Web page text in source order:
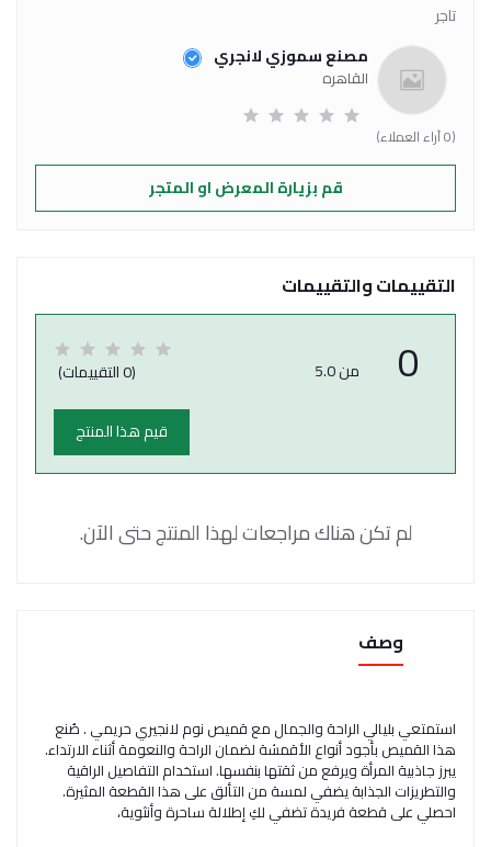
تاجر
مصنع سموزي لانجري
القاهره
(0 آراء العملاء)
قم بزيارة المعرض او المتجر
التقييمات والتقييمات
0 من 5.0 (0 التقييمات)
قيم هذا المنتج
لم تكن هناك مراجعات لهذا المنتج حتى الآن.
وصف
استمتعي بليالي الراحة والجمال مع قميص نوم لانجيري حريمي . صُنع
هذا القميص بأجود أنواع الأقمشة لضمان الراحة والنعومة أثناء الارتداء.
يبرز جاذبية المرأة ويرفع من ثقتها بنفسها. استخدام التفاصيل الراقية
والتطريزات الجذابة يضفي لمسة من التألق على هذا القطعة المثيرة.
احصلي على قطعة فريدة تضفي لكِ إطلالة ساحرة وأنثوية،